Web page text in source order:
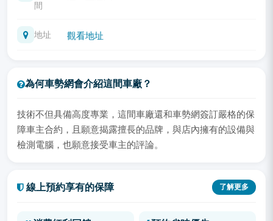
間
地址 觀看地址
為何車勢網會介紹這間車廠？
技術不但具備高度專業，這間車廠還和車勢網簽訂嚴格的保
障車主合約，且願意揭露擅長的品牌，與店內擁有的設備與
檢測電腦，也願意接受車主的評論。
線上預約享有的保障 了解更多